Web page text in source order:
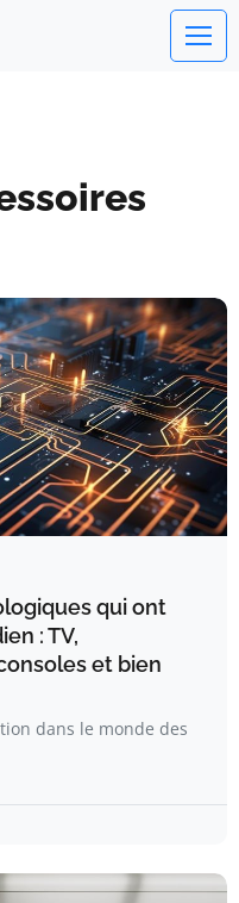
qui ont
: TV,
et bien
dans le monde des